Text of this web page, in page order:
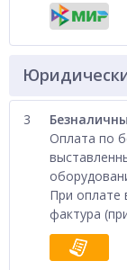
3
Оплата по
При оплате
фактура